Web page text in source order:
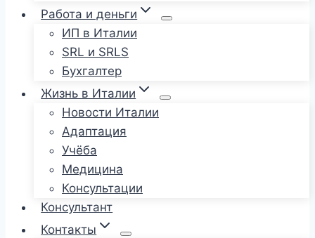
Работа и деньги
ИП в Италии
SRL и SRLS
Бухгалтер
Жизнь в Италии
Новости Италии
Адаптация
Учёба
Медицина
Консультации
Консультант
Контакты